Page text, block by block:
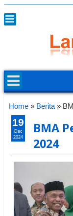
Home » Berita »
BMA
2024
19
Dec
2024